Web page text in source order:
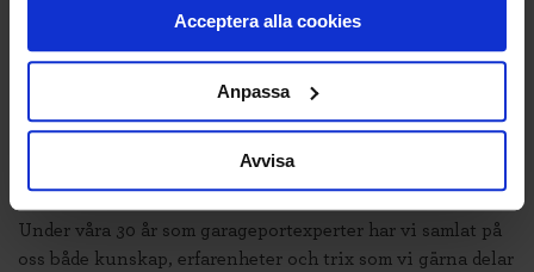
Acceptera alla cookies
Anpassa
Avvisa
EXPERTER SOM TIPSAR
Under våra 30 år som garageportexperter har vi samlat på
oss både kunskap, erfarenheter och trix som vi gärna delar